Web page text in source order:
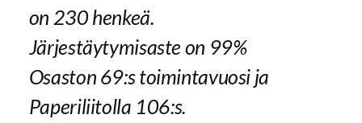
on 230 henkeä.
Järjestäytymisaste on 99%
Osaston 69:s toimintavuosi ja
Paperiliitolla 106:s.